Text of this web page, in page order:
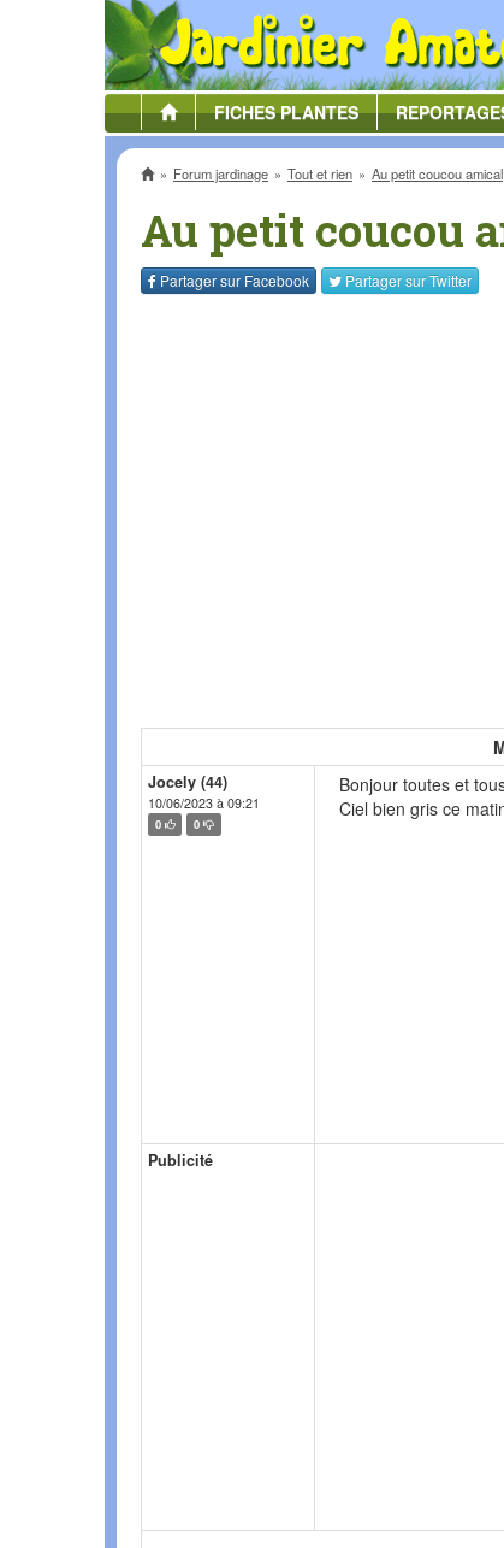
FICHESPLANTES
AccueilForum jardinage Tout et rien Au petit coucou amical
Au petit coucou
Partager sur Facebook Partager surTwitter
Jocely (44)
10/06/2023 à 09:21
0 0
Bonjour toutes et
Ciel bien gris ce
Publicité